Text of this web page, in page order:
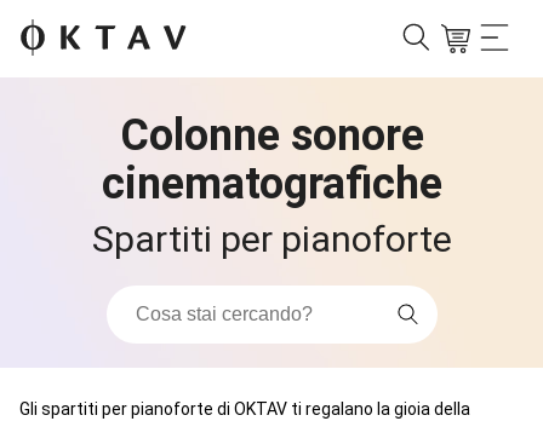
Colonne sonore
cinematografiche
Spartiti per pianoforte
Gli spartiti per pianoforte di OKTAV ti regalano la gioia della